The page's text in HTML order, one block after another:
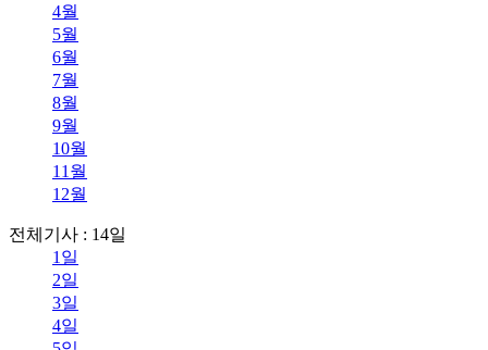
4월
5월
6월
7월
8월
9월
10월
11월
12월
전체기사 : 14일
1일
2일
3일
4일